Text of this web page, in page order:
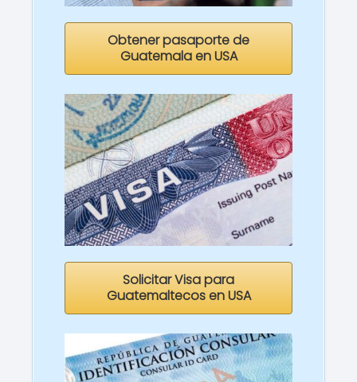
Obtener pasaporte de
Guatemala en USA
Solicitar Visa para
Guatemaltecos en USA